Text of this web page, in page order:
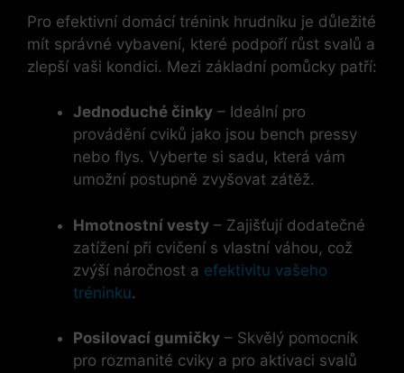
Pro efektivní domácí trénink hrudníku je důležité
mít správné vybavení, které podpoří růst svalů a
zlepší vaši kondici. Mezi základní pomůcky patří:
Jednoduché činky – Ideální pro
provádění cviků jako jsou bench pressy
nebo flys. Vyberte si sadu, která vám
umožní postupně zvyšovat zátěž.
Hmotnostní vesty – Zajišťují dodatečné
zatížení při cvičení s vlastní váhou, což
zvýší náročnost a efektivitu vašeho
tréninku.
Posilovací gumičky – Skvělý pomocník
pro rozmanité cviky a pro aktivaci svalů